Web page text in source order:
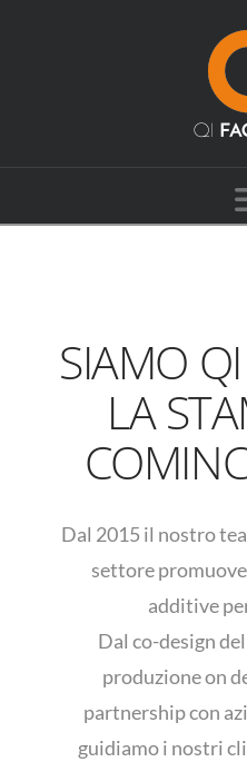
SIAMO
LA
Dal 2015 il nostro
settore
additive
Dal co-design
produzione on
partnership con
guidiamo i nostri